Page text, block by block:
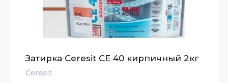
Затирка Ceresit СЕ 40 кирпичный 2кг
Ceresit